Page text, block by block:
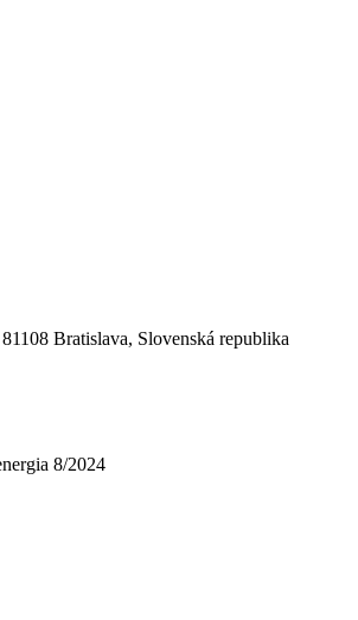
Bratislava, Slovenská republika
8/2024